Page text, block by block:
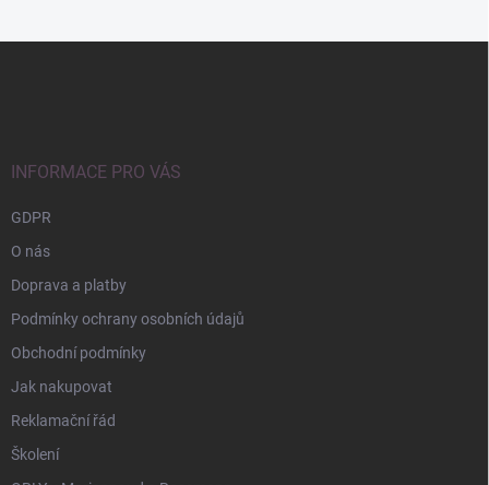
INFORMACE PRO VÁS
GDPR
O nás
Doprava a platby
Podmínky ochrany osobních údajů
Obchodní podmínky
Jak nakupovat
Reklamační řád
Školení